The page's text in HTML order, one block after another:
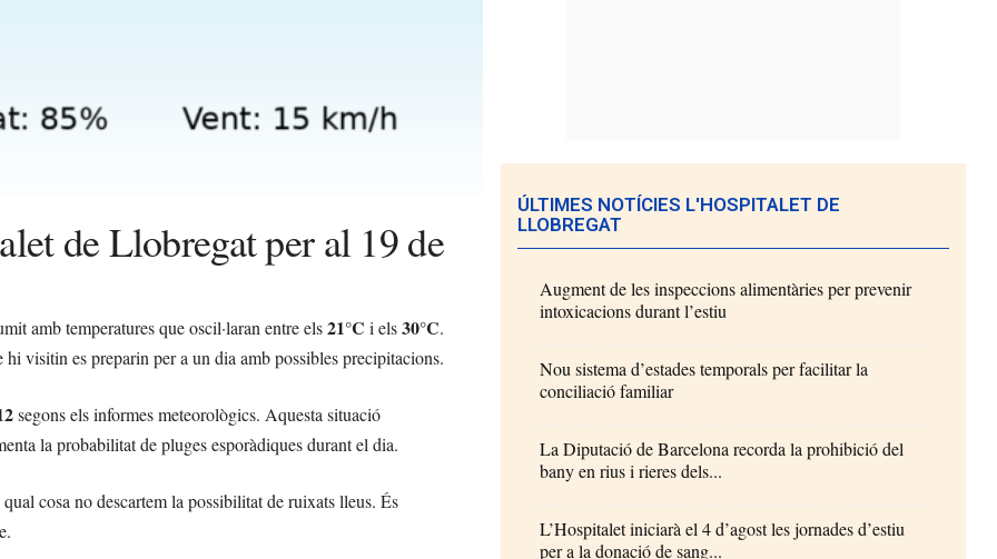
de Llobregat per al 19 de
amb temperatures que oscil·laran entre els21°C i els30°C.
visitin es preparin per a un dia amb possibles precipitacions.
segons els informes meteorològics. Aquesta situació
la probabilitat de pluges esporàdiques durant el dia.
cosa no descartem la possibilitat de ruixats lleus. És
ÚLTIMES NOTÍCIES L'HOSPITALET DE
LLOBREGAT
Augment de les inspeccions alimentàries per prevenir
intoxicacions durant l’estiu
Nou sistema d’estades temporals per facilitar la
conciliació familiar
La Diputació de Barcelona recorda la prohibició del
bany en rius i rieres dels...
L’Hospitalet iniciarà el 4 d’agost les jornades d’estiu
per a la donació de sang...